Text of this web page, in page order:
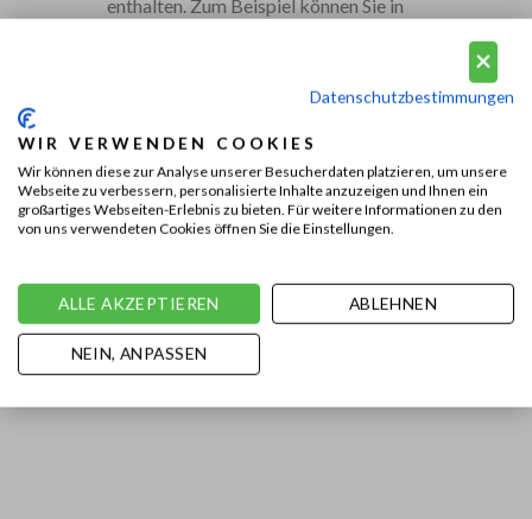
enthalten. Zum Beispiel können Sie in
kaufen. Bei Vousten finden Sie
Accessoires wieSantoni
GürtelundSantoni Taschen. Wir
können dies realisieren, weil wir seit
mehreren Jahren offizieller Santoni-
Datenschutzbestimmungen
WIR VERWENDEN COOKIES
Wir können diese zur Analyse unserer Besucherdaten platzieren, um unsere
Webseite zu verbessern, personalisierte Inhalte anzuzeigen und Ihnen ein
großartiges Webseiten-Erlebnis zu bieten. Für weitere Informationen zu den
von uns verwendeten Cookies öffnen Sie die Einstellungen.
ALLE AKZEPTIEREN ABLEHNEN
NEIN, ANPASSEN